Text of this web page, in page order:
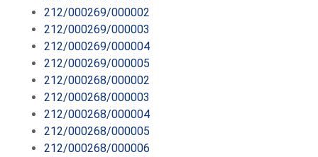
212/000269/000002
212/000269/000003
212/000269/000004
212/000269/000005
212/000268/000002
212/000268/000003
212/000268/000004
212/000268/000005
212/000268/000006